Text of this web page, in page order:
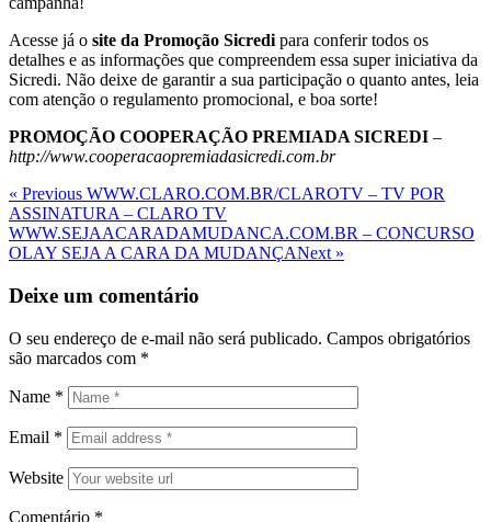
Acesse já o site da Promoção Sicredi para conferir todos os
detalhes e as informações que compreendem essa super iniciativa da
Sicredi. Não deixe de garantir a sua participação o quanto antes, leia
com atenção o regulamento promocional, e boa sorte!
PROMOÇÃO COOPERAÇÃO PREMIADA SICREDI –
http://www.cooperacaopremiadasicredi.com.br
Navegação
de
Post
Previous
Post
« Previous WWW.CLARO.COM.BR/CLAROTV – TV POR
ASSINATURA – CLARO TV
Next
Post
WWW.SEJAACARADAMUDANCA.COM.BR – CONCURSO
OLAY SEJA A CARA DA MUDANÇANext »
Deixe um comentário
O seu endereço de e-mail não será publicado. Campos obrigatórios
são marcados com *
Name *
Email *
Website
Comentário *